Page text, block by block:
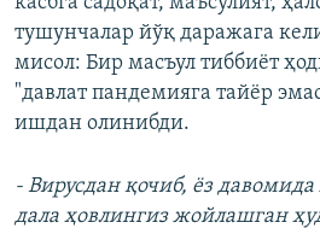
тушунчалар йўқ даражага
мисол: Бир масъул тиббиёт
"давлат пандемияга тайёр
ишдан олинибди.
- Вирусдан қочиб, ёз
дала ҳовлингиз жойлашган